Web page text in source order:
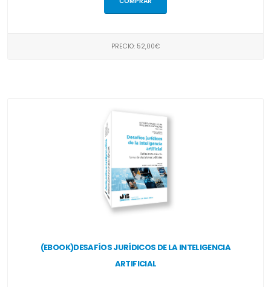
PRECIO: 52,00€
(EBOOK)DESAFÍOS JURÍDICOS DE LA INTELIGENCIA
ARTIFICIAL